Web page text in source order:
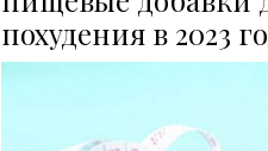
похудения в 2023